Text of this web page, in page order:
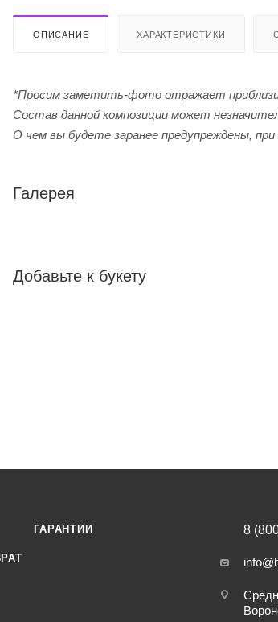
ОПИСАНИЕ ХАРАКТЕРИСТИКИ
*Просим заметить-фото отражает
Cостав данной композиции может
О чем вы будете заранее предупреждены,
Галерея
Добавьте к букету
ГАРАНТИИ 8